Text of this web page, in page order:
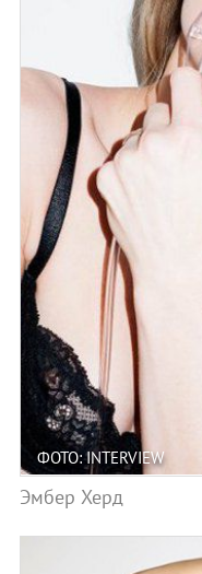
ФОТО: INTERVIEW
Эмбер Херд